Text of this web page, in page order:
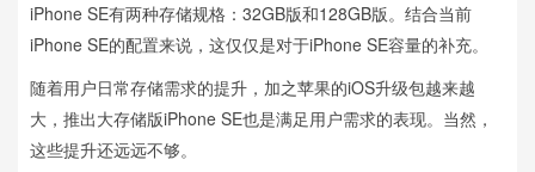
iPhone SE有两种存储规格：32GB版和128GB版。结合当前
iPhone SE的配置来说，这仅仅是对于iPhone SE容量的补充。
随着用户日常存储需求的提升，加之苹果的iOS升级包越来越
大，推出大存储版iPhone SE也是满足用户需求的表现。当然，
这些提升还远远不够。